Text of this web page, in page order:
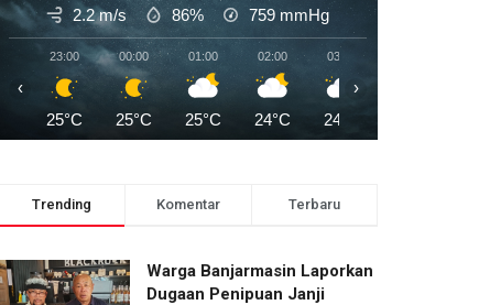
2.2 m/s 86% 759 mmHg
23:00
25°C
00:00
25°C
01:00
25°C
02:00
24°C
03:00
24°C
‹ ›
Trending Komentar Terbaru
Warga Banjarmasin Laporkan
Dugaan Penipuan Janji